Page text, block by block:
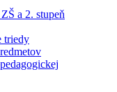
a 2. stupeň
triedy